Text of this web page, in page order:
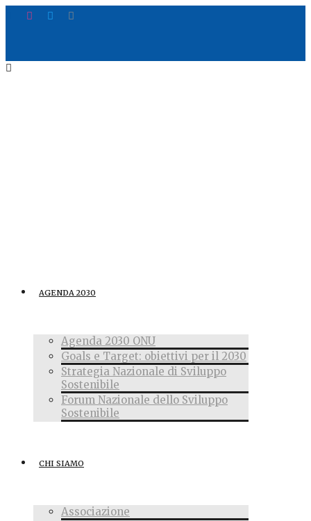
AGENDA 2030
Agenda 2030 ONU
Goals e Target: obiettivi per il 2030
Strategia Nazionale di Sviluppo
Sostenibile
Forum Nazionale dello Sviluppo
Sostenibile
CHI SIAMO
Associazione